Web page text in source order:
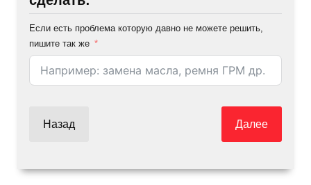
Если есть проблема которую давно не можете решить,
пишите так же
Назад Далее